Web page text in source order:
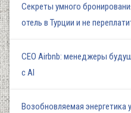
Секреты умного
отель в Турции и не
СЕО Airbnb: менеджеры
с AI
Возобновляемая энергетика